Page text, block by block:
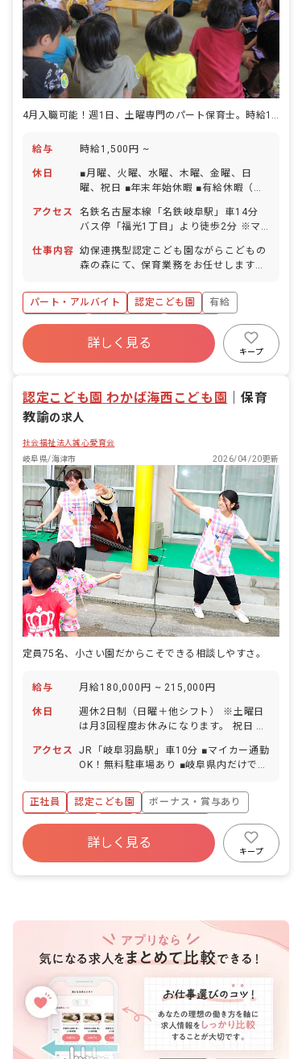
給与 時給1,500円 ~
休日
■月曜、火曜、水曜、木曜、金曜、日
曜、祝日 ■年末年始休暇 ■有給休暇（法
アクセス
名鉄名古屋本線「名鉄岐阜駅」車14分
バス停「福光1丁目」より徒歩2分 ※マ
仕事内容 幼保連携型認定こども園ながらこどもの
森の森にて、保育業務をお任せします。
育 ・清掃業務 など ※主に土曜のみの勤
務となりますが、平日出勤をお願いする
場合もあります。
パート・アルバイト 認定こども園
有給
残業少なめ
社会福祉法人
車通勤可
新卒も歓迎
駅近5分以内
詳しく見る
キープ
認定こども園 わかば海西こども園
保育
教諭の求人
社会福祉法人誠心愛育会
岐阜県/海津市
2026/04/20更新
定員75名、小さい園だからこそできる相談しやすさ。
給与 月給180,000円 ~ 215,000円
休日
週休2日制（日曜＋他シフト） ※土曜日
は月3回程度お休みになります。 祝日 夏
度） 誕生日休暇 有給休暇（2時間単位で
取得可能です） 慶弔休暇 産前産後・育
■有休取得率は80％以上！連休取得も相
談OK 休暇を取りたい時に気兼ねなく取
ってもらえるよう、ゆとりを持った人員
体制を整えています。 プライベートな時
間もしっかり楽しんで、オンもオフも充
アクセス
JR「岐阜羽島駅」車10分 ■マイカー通勤
OK！無料駐車場あり ■岐阜県内だけでな
も通勤圏内です！
正社員 認定こども園
ボーナス・賞与あり
社会保険完備
有給
福利厚生充実
残業少なめ
昇給昇進あり
詳しく見る
キープ